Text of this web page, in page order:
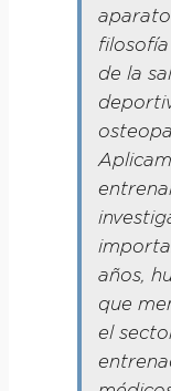
de la
años,
que
el